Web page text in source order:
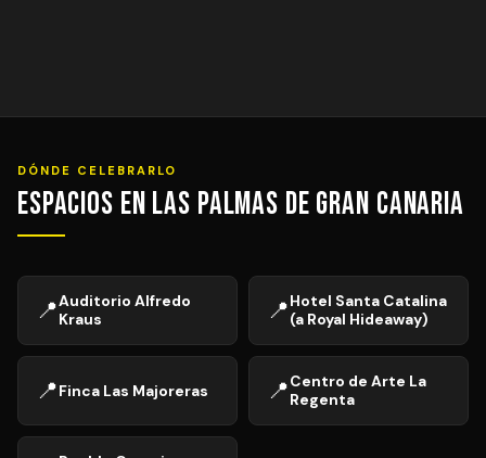
DÓNDE CELEBRARLO
Espacios en Las Palmas de Gran Canaria
📍Auditorio Alfredo
Kraus
📍Hotel Santa Catalina
(a Royal Hideaway)
📍Finca Las Majoreras 📍Centro de Arte La
Regenta